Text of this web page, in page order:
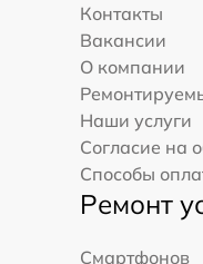
Контакты
Вакансии
О компании
Наши услуги
Согласие на
Способы
Ремонт
Смартфонов